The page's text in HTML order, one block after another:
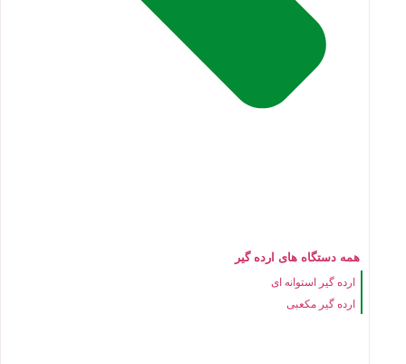
همه دستگاه های ارده گیر
ارده گیر استوانه ای
ارده گیر مکعبی